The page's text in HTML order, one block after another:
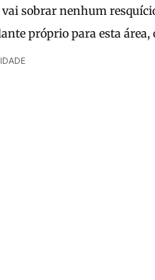
sobrar nenhum
próprio para esta área,